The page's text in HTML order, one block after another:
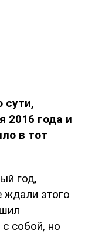
сути,
2016 года и
в тот
год,
ждали этого
собой, но